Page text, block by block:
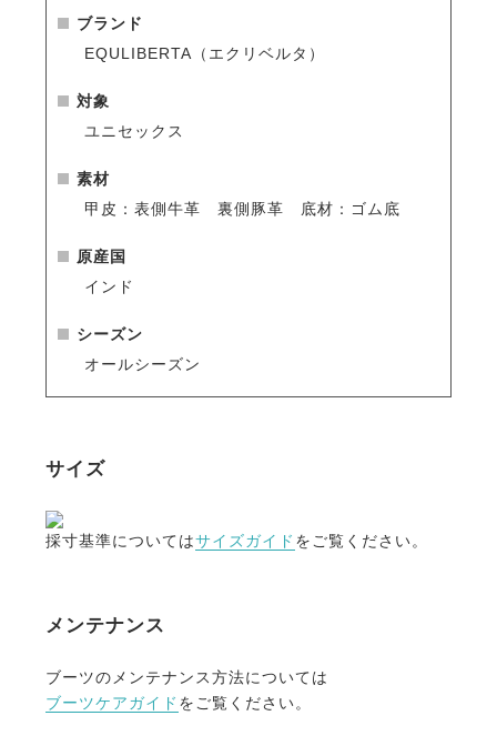
日本人でも履きやすい低めの筒丈で動きやすいです。
スリップソール。
日本人でも履きやすい低めの筒丈ながらデザインを工
夫することで足が長く見えます。
ブにすることで、足が細く長く見えます。
またヒールも若干高めになっています。
・タウンユースにもおすすめ
雰囲気。普段履きでも絵になるスタイルです。
また高級感のあるロゴ入りボタンは馬モチーフのロゴ
がさりげなく乗馬をアピールします。
【開発ストーリー】
靴のフィット感で最も重要なものは、靴の元になる土
台の「ラスト（木型）」です。
本人の足に合ったラストを作らなければなりません。
そこで日本屈指の靴の産地、神戸・長田で長い歴史を
もつ老舗メーカーに協力を依頼しました。
ブランド
EQULIBERTA（エクリベルタ）
対象
ユニセックス
素材
甲皮：表側牛革 裏側豚革 底材：ゴム底
原産国
インド
シーズン
オールシーズン
サイズ
採寸基準についてはサイズガイド をご覧ください。
メンテナンス
ブーツのメンテナンス方法については
ブーツケアガイド をご覧ください。